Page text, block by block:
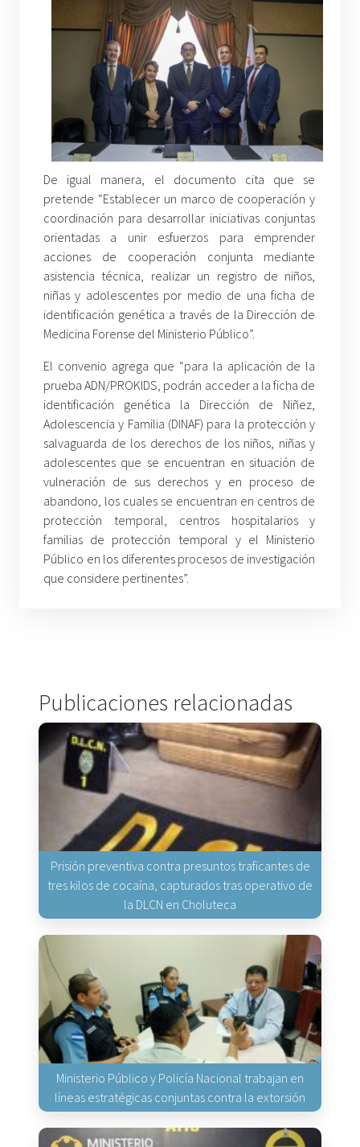
De igual manera, el documento cita que se
pretende “Establecer un marco de cooperación y
coordinación para desarrollar iniciativas conjuntas
orientadas a unir esfuerzos para emprender
acciones de cooperación conjunta mediante
asistencia técnica, realizar un registro de niños,
niñas y adolescentes por medio de una ficha de
identificación genética a través de la Dirección de
Medicina Forense del Ministerio Público”.
El convenio agrega que “para la aplicación de la
prueba ADN/PROKIDS, podrán acceder a la ficha de
identificación genética la Dirección de Niñez,
Adolescencia y Familia (DINAF) para la protección y
salvaguarda de los derechos de los niños, niñas y
adolescentes que se encuentran en situación de
vulneración de sus derechos y en proceso de
abandono, los cuales se encuentran en centros de
protección temporal, centros hospitalarios y
familias de protección temporal y el Ministerio
Público en los diferentes procesos de investigación
que considere pertinentes”.
Publicaciones relacionadas
Prisión preventiva contra presuntos traficantes de
tres kilos de cocaína, capturados tras operativo de
la DLCN en Choluteca
Ministerio Público y Policía Nacional trabajan en
líneas estratégicas conjuntas contra la extorsión